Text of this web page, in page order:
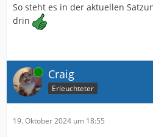
So steht es in der aktuellen
drin
Online Craig
Erleuchteter
19. Oktober 2024 um 18:55